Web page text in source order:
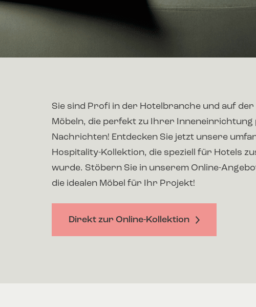
Sie sind Profi in der Hotelbranche und auf der
Möbeln, die perfekt zu Ihrer Inneneinrichtung
Nachrichten! Entdecken Sie jetzt unsere
Hospitality-Kollektion, die speziell für Hotels
wurde. Stöbern Sie in unserem Online-
die idealen Möbel für Ihr Projekt!
Direkt zur Online-Kollektion